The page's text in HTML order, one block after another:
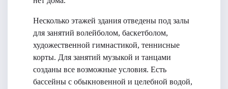
Несколько этажей здания отведены под залы
для занятий волейболом, баскетболом,
художественной гимнастикой, теннисные
корты. Для занятий музыкой и танцами
созданы все возможные условия. Есть
бассейны с обыкновенной и целебной водой,